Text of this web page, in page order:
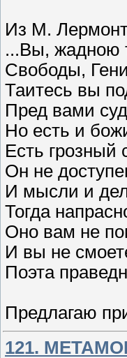
Из М.
...Вы, жадною
Свободы,
Таитесь вы
Пред вами
Но есть и
Есть грозный
Он не
И мысли и
Тогда
Оно вам не
И вы не
Поэта
Предлагаю
121.